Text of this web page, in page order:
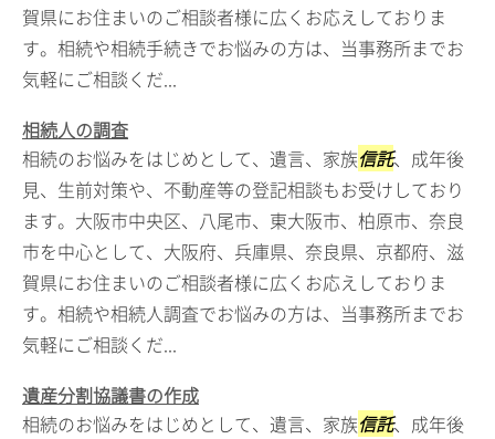
賀県にお住まいのご相談者様に広くお応えしておりま
す。相続や相続手続きでお悩みの方は、当事務所までお
気軽にご相談くだ...
相続人の調査
相続のお悩みをはじめとして、遺言、家族信託、成年後
見、生前対策や、不動産等の登記相談もお受けしており
ます。大阪市中央区、八尾市、東大阪市、柏原市、奈良
市を中心として、大阪府、兵庫県、奈良県、京都府、滋
賀県にお住まいのご相談者様に広くお応えしておりま
す。相続や相続人調査でお悩みの方は、当事務所までお
気軽にご相談くだ...
遺産分割協議書の作成
相続のお悩みをはじめとして、遺言、家族信託、成年後